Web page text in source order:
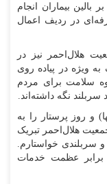
بالین بیماران انجام
در ردیف اعمال
هلال‌احمر نیز در
ویژه در پیاده روی
سلامت برای مردم
نگه داشته‌اند.
و روز پرستار را به
هلال‌احمر تبریک
سربلندی خواستارم.
برابر عظمت خدمات